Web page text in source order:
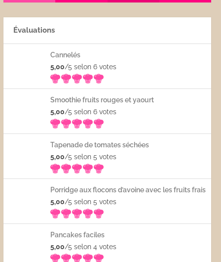
Évaluations
Cannelés
5,00/5 selon 6votes
Smoothie fruits rouges et yaourt
5,00/5 selon 6votes
Tapenade de tomates séchées
5,00/5 selon 5votes
Porridge aux flocons d’avoine avec les fruits frais
5,00/5 selon 5votes
Pancakes faciles
5,00/5 selon 4votes